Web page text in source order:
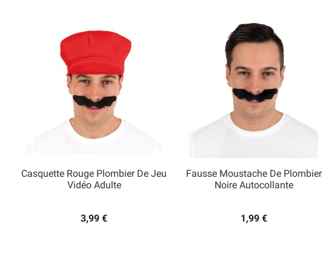
Casquette Rouge Plombier De Jeu
Vidéo Adulte
3,99 €
Aperçu rapide
Fausse Moustache De Plombier
Noire Autocollante
1,99 €
Aperçu rapide